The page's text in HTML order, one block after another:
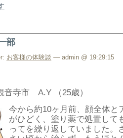
部
お客様の体験談 — admin @ 19:29:15
市 A.Y （25歳）
今から約10ヶ月前、顔全体と
がひどく、塗り薬で処置して
ってを繰り返していました。